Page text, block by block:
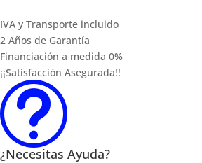
IVA y Transporte incluido
2 Años de Garantía
Financiación a medida 0%
¡¡Satisfacción Asegurada!!
t
¿Necesitas Ayuda?